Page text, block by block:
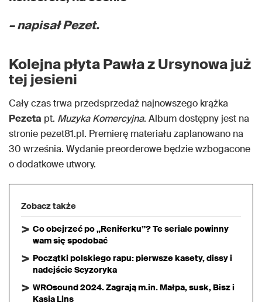
– napisał Pezet.
Kolejna płyta Pawła z Ursynowa już
tej jesieni
Cały czas trwa przedsprzedaż najnowszego krążka
Pezeta pt. Muzyka Komercyjna. Album dostępny jest na
stronie pezet81.pl. Premierę materiału zaplanowano na
30 września. Wydanie preorderowe będzie wzbogacone
o dodatkowe utwory.
Zobacz także
Co obejrzeć po „Reniferku”? Te seriale powinny
wam się spodobać
Początki polskiego rapu: pierwsze kasety, dissy i
nadejście Scyzoryka
WROsound 2024. Zagrają m.in. Małpa, susk, Bisz i
Kasia Lins